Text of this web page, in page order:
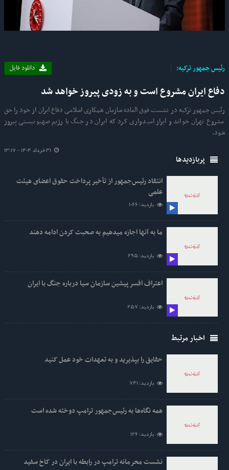
Video
رئیس جمهور ترکیه: دانلود فایل
دفاع ایران مشروع است و به زودی پیروز خواهد شد
رئیس جمهور ترکیه در نشست فوق العاده سازمان همکاری اسلامی دفاع ایران از خود را حق
مشروع تهران خواند و ابراز امیدواری کرد که ایران در جنگ با رژیم صهیونیستی پیروز
شود.
پربازدیدها
انتقاد رئیس‌جمهور از تأخیر پرداخت حقوق اعضای هیئت
علمی
بازدید: 1066
ما به آنها اجازه میدهیم به صحبت کردن ادامه دهند
بازدید: 295
اعتراف افسر پیشین سازمان سیا درباره جنگ با ایران
بازدید: 257
اخبار مرتبط
حقایق را بپذیرید و به تعهدات خود عمل کنید
بازدید: 741
همه نگاه‌ها به رئیس‌جمهور ترامپ دوخته شده است
بازدید: 126
نشست محرمانه ترامپ در رابطه با ایران در کاخ سفید